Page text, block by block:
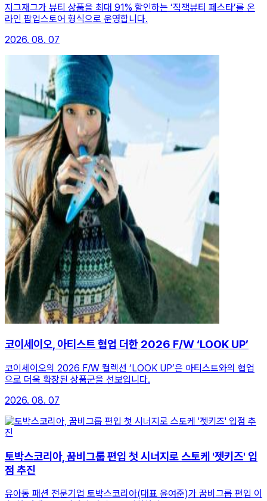
지그재그가 뷰티 상품을 최대 91% 할인하는 ‘직잭뷰티 페스타’를 온
라인 팝업스토어 형식으로 운영합니다.
2026. 08. 07
코이세이오, 아티스트 협업 더한 2026 F/W ‘LOOK UP’
코이세이오의 2026 F/W 컬렉션 ‘LOOK UP’은 아티스트와의 협업
으로 더욱 확장된 상품군을 선보입니다.
2026. 08. 07
토박스코리아, 꿈비그룹 편입 첫 시너지로 스토케 '젯키즈' 입
점 추진
유아동 패션 전문기업 토박스코리아(대표 윤여준)가 꿈비그룹 편입 이